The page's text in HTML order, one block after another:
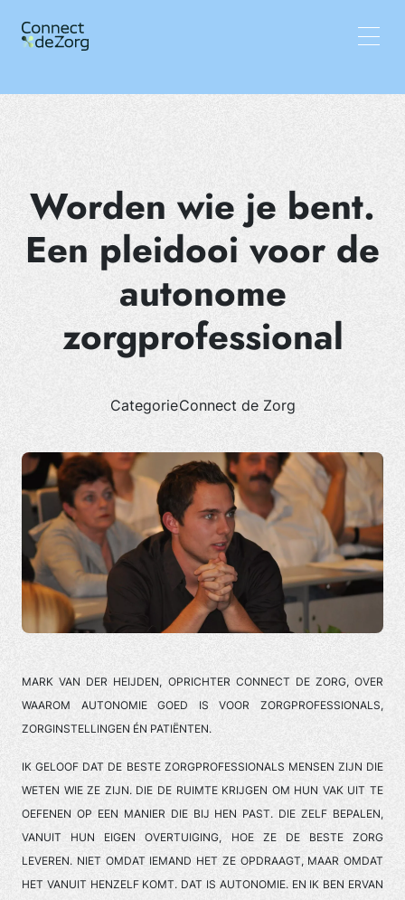
Team
Worden wie je bent.
Een pleidooi voor de
autonome
zorgprofessional
CategorieConnect de Zorg
MARK VAN DER HEIJDEN, OPRICHTER CONNECT DE ZORG, OVER
WAAROM AUTONOMIE GOED IS VOOR ZORGPROFESSIONALS,
ZORGINSTELLINGEN ÉN PATIËNTEN.
IK GELOOF DAT DE BESTE ZORGPROFESSIONALS MENSEN ZIJN DIE
WETEN WIE ZE ZIJN. DIE DE RUIMTE KRIJGEN OM HUN VAK UIT TE
OEFENEN OP EEN MANIER DIE BIJ HEN PAST. DIE ZELF BEPALEN,
VANUIT HUN EIGEN OVERTUIGING, HOE ZE DE BESTE ZORG
LEVEREN. NIET OMDAT IEMAND HET ZE OPDRAAGT, MAAR OMDAT
HET VANUIT HENZELF KOMT. DAT IS AUTONOMIE. EN IK BEN ERVAN